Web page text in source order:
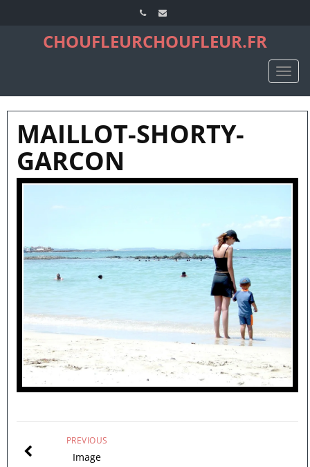
CHOUFLEURCHOUFLEUR.FR
MAILLOT-SHORTY-
GARCON
PREVIOUS
Image